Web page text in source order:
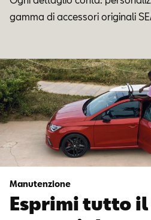
gamma di accessori originali
Manutenzione
Esprimi tutto